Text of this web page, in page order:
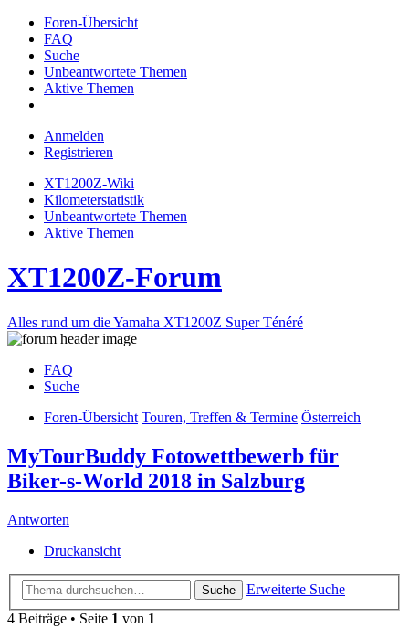
Foren-Übersicht
FAQ
Suche
Unbeantwortete Themen
Aktive Themen
Anmelden
Registrieren
XT1200Z-Wiki
Kilometerstatistik
Unbeantwortete Themen
Aktive Themen
XT1200Z-Forum
Alles rund um die Yamaha XT1200Z Super Ténéré
FAQ
Suche
Foren-Übersicht Touren, Treffen & Termine Österreich
MyTourBuddy Fotowettbewerb für
Biker-s-World 2018 in Salzburg
Antworten
Druckansicht
Suche
Erweiterte Suche
4 Beiträge • Seite 1 von 1